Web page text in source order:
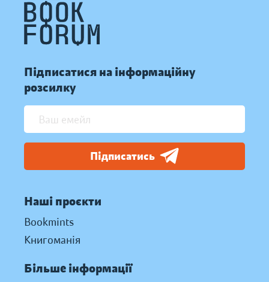
Підписатися на інформаційну
розсилку
Підписатись
Наші проєкти
Bookmints
Книгоманія
Більше інформації